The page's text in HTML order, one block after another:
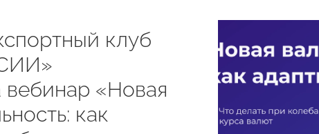
клуб
вебинар «Новая
как